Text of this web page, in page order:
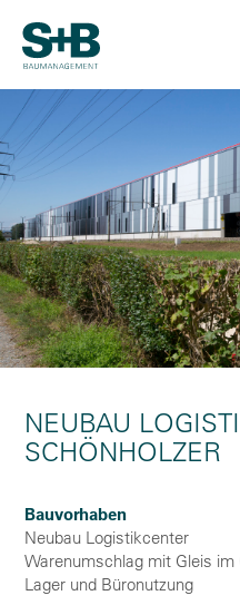
NEUBAU
SCHÖNHOLZER
Bauvorhaben
Neubau Logistikcenter
Warenumschlag mit Gleis im
Lager und Büronutzung